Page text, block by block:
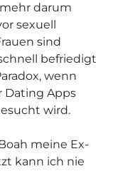
darum
sexuell
sind
befriedigt
wenn
Dating Apps
wird.
meine Ex-
kann ich nie